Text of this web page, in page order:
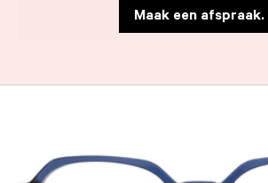
Maak een afspraak.